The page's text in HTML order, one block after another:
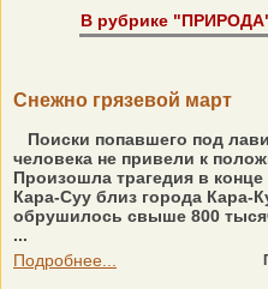
В рубрике
Снежно грязевой март
Поиски попавшего под
человека не привели к
Произошла трагедия в
Кара-Суу близ города Кара-
обрушилось свыше 800
...
Подробнее...